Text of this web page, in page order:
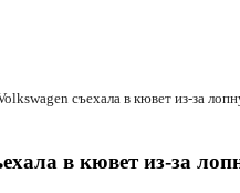
съехала в кювет из-за
в кювет из-за